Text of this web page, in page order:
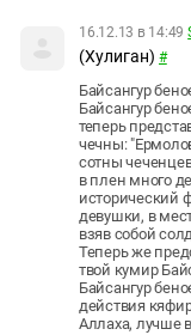
16.12.13 в 14:49
(Хулиган) #
Байсангур
Байсангур
теперь
чечны:
сотны
в плен много
исторический
девушки, в
взяв собой
Теперь же
твой кумир
Байсангур
действия
Аллаха, лучше